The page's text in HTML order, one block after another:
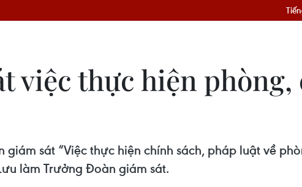
việc thực hiện phòng,
sát “Việc thực hiện chính sách, pháp luật về
làm Trưởng Đoàn giám sát.